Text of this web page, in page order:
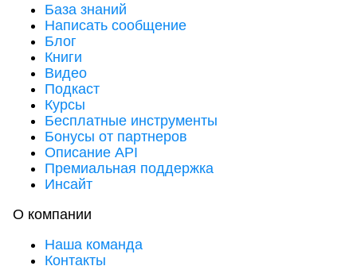
База знаний
Написать сообщение
Блог
Книги
Видео
Подкаст
Курсы
Бесплатные инструменты
Бонусы от партнеров
Описание API
Премиальная поддержка
Инсайт
О компании
Наша команда
Контакты